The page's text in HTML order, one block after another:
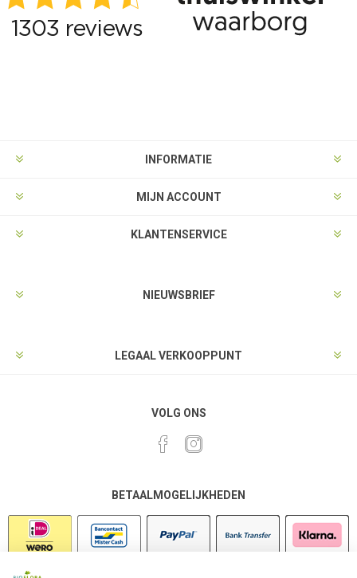
INFORMATIE
MIJN ACCOUNT
KLANTENSERVICE
NIEUWSBRIEF
LEGAAL VERKOOPPUNT
VOLG ONS
BETAALMOGELIJKHEDEN